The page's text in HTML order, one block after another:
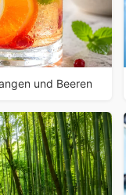
und Beeren